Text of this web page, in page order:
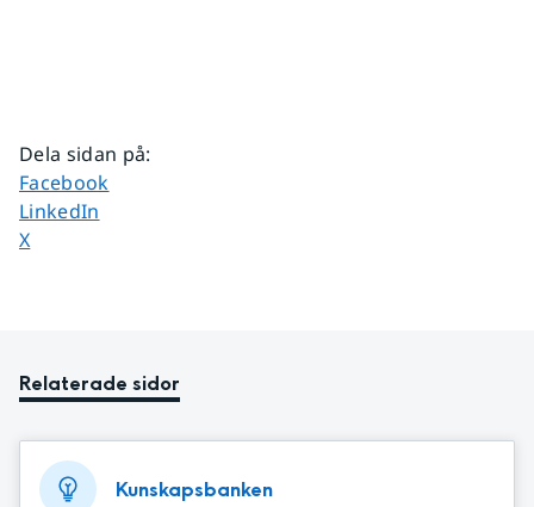
Dela sidan på:
Dela sidan på
Facebook
Dela sidan på
LinkedIn
Dela sidan på
X
Relaterade sidor
Kunskapsbanken